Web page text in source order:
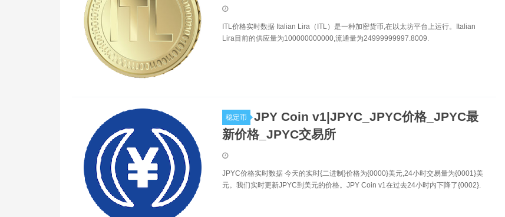
ITL价格实时数据 Italian Lira（ITL）是一种加密货币,在以太坊平台上运行。Italian
Lira目前的供应量为100000000000,流通量为24999999997.8009.
稳定币
JPY Coin v1|JPYC_JPYC价格_JPYC最
新价格_JPYC交易所
JPYC价格实时数据 今天的实时{二进制}价格为{0000}美元,24小时交易量为{0001}美
元。我们实时更新JPYC到美元的价格。JPY Coin v1在过去24小时内下降了{0002}.